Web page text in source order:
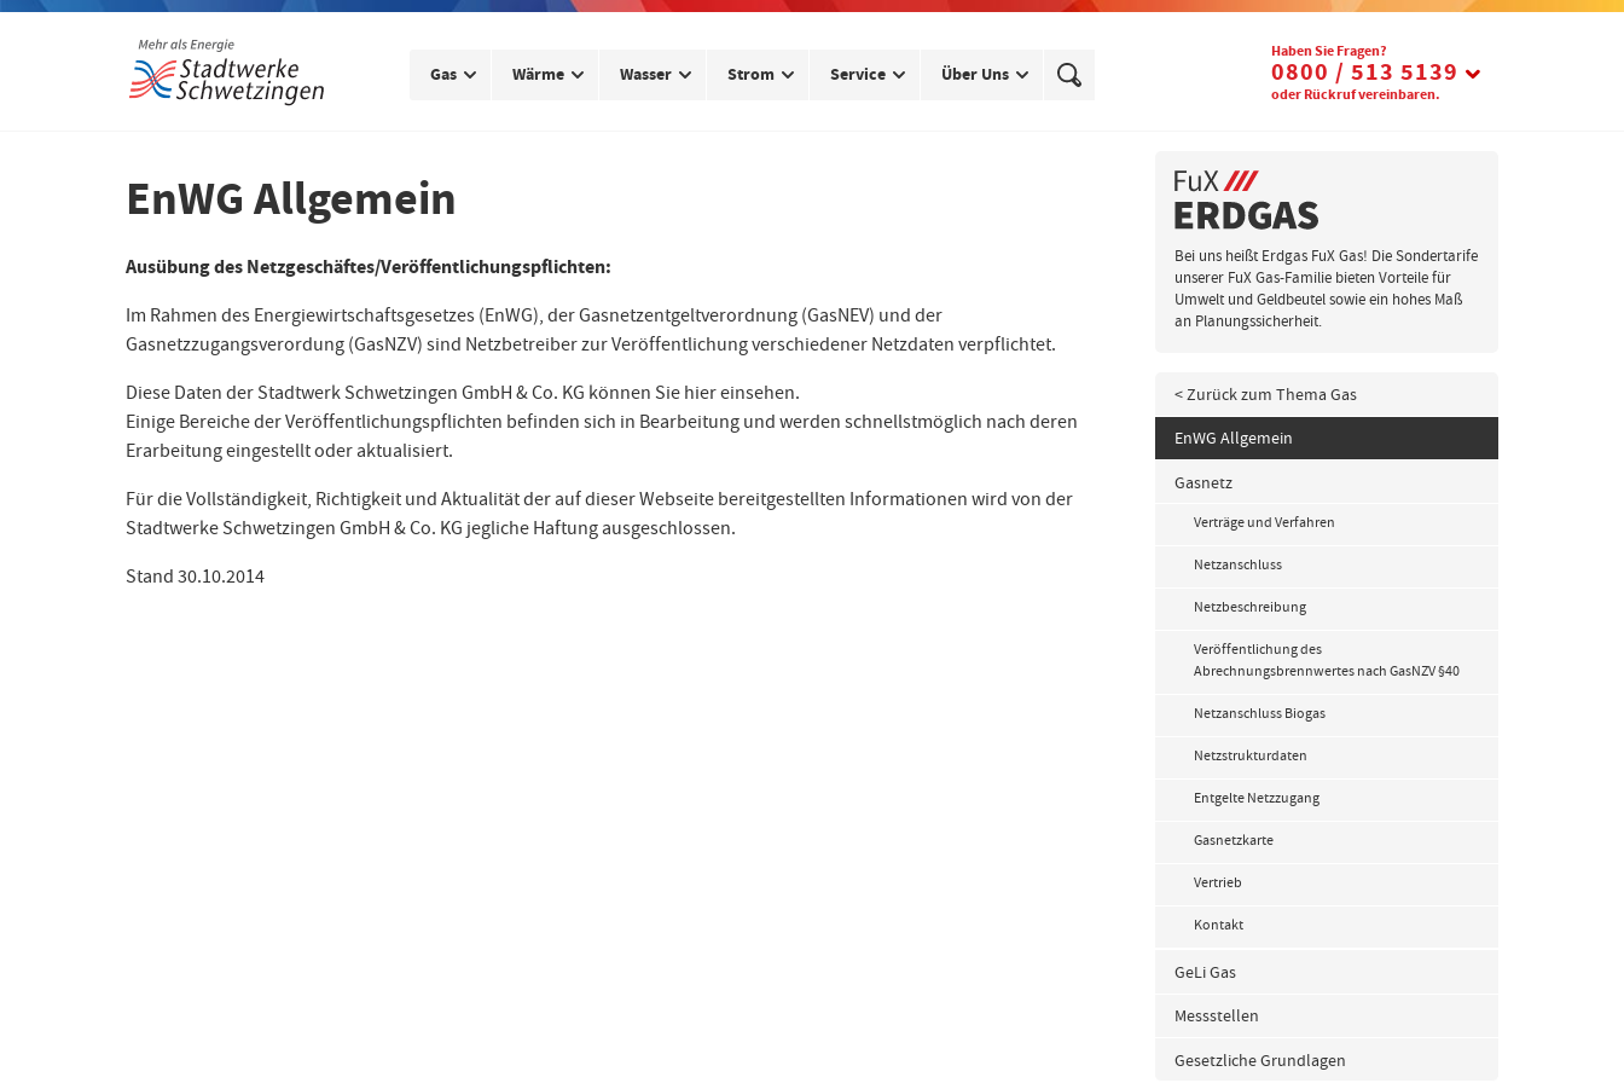
Gas Wärme Wasser Strom Service Über Uns
Haben Sie Fragen?
0800 / 513 5139
oder Rückruf vereinbaren.
EnWG Allgemein
Ausübung des Netzgeschäftes/Veröffentlichungspflichten:
Im Rahmen des Energiewirtschaftsgesetzes (EnWG), der Gasnetzentgeltverordnung (GasNEV) und der
Gasnetzzugangsverordung (GasNZV) sind Netzbetreiber zur Veröffentlichung verschiedener Netzdaten verpflichtet.
Diese Daten der Stadtwerk Schwetzingen GmbH & Co. KG können Sie hier einsehen.
Einige Bereiche der Veröffentlichungspflichten befinden sich in Bearbeitung und werden schnellstmöglich nach deren
Erarbeitung eingestellt oder aktualisiert.
Für die Vollständigkeit, Richtigkeit und Aktualität der auf dieser Webseite bereitgestellten Informationen wird von der
Stadtwerke Schwetzingen GmbH & Co. KG jegliche Haftung ausgeschlossen.
Stand 30.10.2014
Bei uns heißt Erdgas FuX Gas! Die Sondertarife
unserer FuX Gas-Familie bieten Vorteile für
Umwelt und Geldbeutel sowie ein hohes Maß
an Planungssicherheit.
< Zurück zum Thema Gas
EnWG Allgemein
Gasnetz
Verträge und Verfahren
Netzanschluss
Netzbeschreibung
Veröffentlichung des
Abrechnungsbrennwertes nach GasNZV §40
Netzanschluss Biogas
Netzstrukturdaten
Entgelte Netzzugang
Gasnetzkarte
Vertrieb
Kontakt
GeLi Gas
Messstellen
Gesetzliche Grundlagen